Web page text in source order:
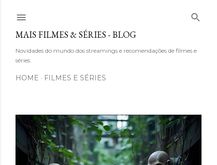
MAIS FILMES & SÉRIES - BLOG
Novidades do mundo dos streamings e recomendações de filmes e
séries.
HOME FILMES E SÉRIES
P
o